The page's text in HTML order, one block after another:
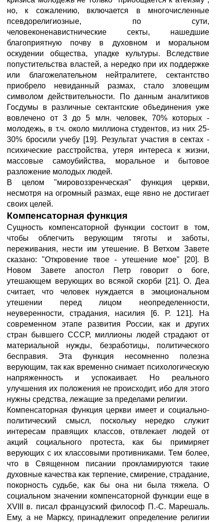
но, к сожалению, включается в многочисленные
псевдорелигиозные, по сути,
человеконенавистнические секты, нашедшие
благоприятную почву в духовном и моральном
оскудении общества, упадке культуры. Вследствие
попустительства властей, а нередко при их поддержке
или благожелательном нейтралитете, сектантство
приобрело невиданный размах, стало зловещим
символом действительности. По данным аналитиков
Госдумы в различные сектантские объединения уже
вовлечено от 3 до 5 млн. человек, 70% которых -
молодежь, в т.ч. около миллиона студентов, из них 25-
30% бросили учебу [19]. Результат участия в сектах -
психические расстройства, утеря интереса к жизни,
массовые самоубийства, моральное и бытовое
разложение молодых людей.
В целом "мировоззренческая" функция церкви,
несмотря на огромный размах, еще явно не достигает
своих целей.
Компенсаторная функция
Сущность компенсаторной функции состоит в том,
чтобы облегчить верующим тяготы и заботы,
переживания, нести им утешение. В Ветхом Завете
сказано: "Откровение твое - утешение мое" [20]. В
Новом Завете апостол Петр говорит о боге,
утешающем верующих во всякой скорби [21]. О. Деа
считает, что человек нуждается в эмоциональном
утешении перед лицом неопределенности,
неуверенности, страдания, насилия [6. Р. 121]. На
современном этапе развития России, как и других
стран бывшего СССР, миллионы людей страдают от
материальной нужды, безработицы, политического
бесправия. Эта функция несомненно полезна
верующим, так как временно снимает психологическую
напряженность и успокаивает. Но реального
улучшения их положения не происходит, ибо для этого
нужны средства, лежащие за пределами религии.
Компенсаторная функция церкви имеет и социально-
политический смысл, поскольку нередко служит
интересам правящих классов, отвлекает людей от
акций социального протеста, как бы примиряет
верующих с их классовыми противниками. Тем более,
что в Священном писании прокламируются такие
духовные качества как терпение, смирение, страдание,
покорность судьбе, как бы она ни была тяжела. О
социальном значении компенсаторной функции еще в
XVIII в. писал французский философ П.-С. Марешаль.
Ему, а не Марксу, принадлежит определение религии